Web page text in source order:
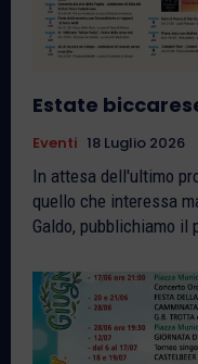
Estate
Eventi 18 Luglio 2026
In attesa dell'ultimo
quello che interessa
Galdo, pubblichiamo il